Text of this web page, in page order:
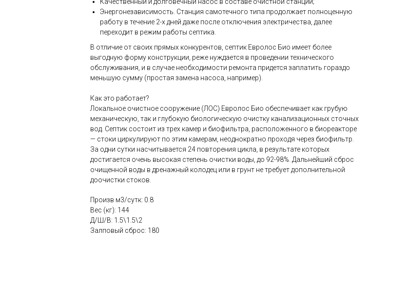
Качественный и долговечный насос в составе очистной станции;
Энергонезависимость. Станция самотечного типа продолжает полноценную
работу в течение 2-х дней даже после отключения электричества, далее
переходит в режим работы септика.
В отличие от своих прямых конкурентов, септик Евролос Био имеет более
выгодную форму конструкции, реже нуждается в проведении технического
обслуживания, и в случае необходимости ремонта придется заплатить гораздо
меньшую сумму (простая замена насоса, например).
Как это работает?
Локальное очистное сооружение (ЛОС) Евролос Био обеспечивает как грубую
механическую, так и глубокую биологическую очистку канализационных сточных
вод. Септик состоит из трех камер и биофильтра, расположенного в биореакторе
— стоки циркулируют по этим камерам, неоднократно проходя через биофильтр.
За одни сутки насчитывается 24 повторения цикла, в результате которых
достигается очень высокая степень очистки воды, до 92-98%. Дальнейший сброс
очищенной воды в дренажный колодец или в грунт не требует дополнительной
доочистки стоков.
Произв м3/сутк: 0.8
Вес (кг): 144
Д/Ш/В: 1.5\1.5\2
Залповый сброс: 180